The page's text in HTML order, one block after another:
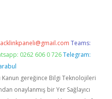
Teams:
0262 606 0 726 Telegram:
Kanun gereğince Bilgi Teknolojileri
onaylanmış bir Yer Sağlayıcı